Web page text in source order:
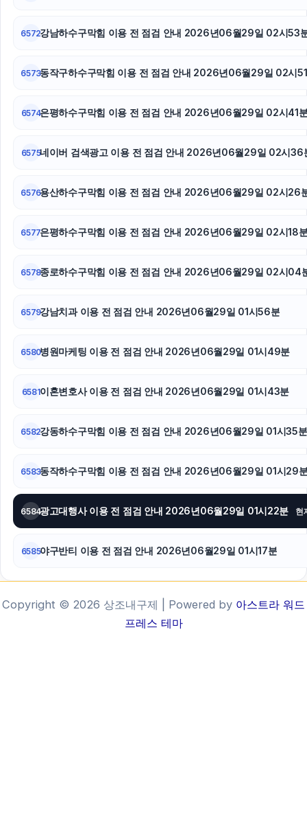
이혼재산분할
이혼전문변호사
인스타그램 팔로워 늘리기
6572강남하수구막힘 이용 전 점검 안내 2026년06월29일 02시53
6573동작구하수구막힘 이용 전 점검 안내 2026년06월29일 02시
6574은평하수구막힘 이용 전 점검 안내 2026년06월29일 02시41
6575네이버 검색광고 이용 전 점검 안내 2026년06월29일 02시36
6576용산하수구막힘 이용 전 점검 안내 2026년06월29일 02시26
6577은평하수구막힘 이용 전 점검 안내 2026년06월29일 02시18
6578종로하수구막힘 이용 전 점검 안내 2026년06월29일 02시04
6579강남치과 이용 전 점검 안내 2026년06월29일 01시56분
6580병원마케팅 이용 전 점검 안내 2026년06월29일 01시49분
6581이혼변호사 이용 전 점검 안내 2026년06월29일 01시43분
6582강동하수구막힘 이용 전 점검 안내 2026년06월29일 01시35분
6583동작하수구막힘 이용 전 점검 안내 2026년06월29일 01시29
6584광고대행사 이용 전 점검 안내 2026년06월29일 01시22분 현
6585야구반티 이용 전 점검 안내 2026년06월29일 01시17분
Copyright © 2026 상조내구제 | Powered by 아스트라 워드
프레스 테마